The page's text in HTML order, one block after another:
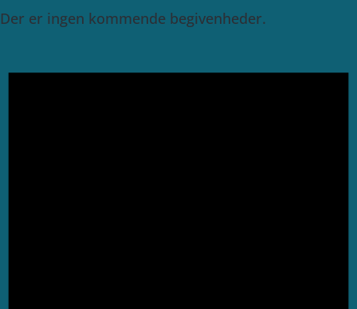
Der er ingen kommende begivenheder.